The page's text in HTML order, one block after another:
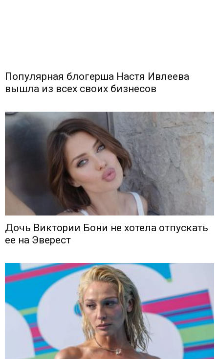
Популярная блогерша Настя Ивлеева
вышла из всех своих бизнесов
Дочь Виктории Бони не хотела отпускать
ее на Эверест